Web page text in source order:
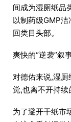
间成为湿厕纸品
以制药级GMP
回类目头部。
爽快的“逆袭”叙
对德佑来说,湿
觉,也离不开持续
为了避开干纸市